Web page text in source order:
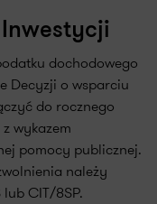
dochodowego
Decyzji o wsparciu
do rocznego
wykazem
pomocy publicznej.
należy
lub CIT/8SP.